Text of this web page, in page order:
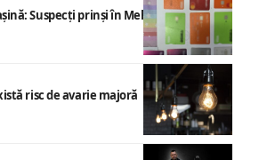
Suspecți prinși în Mehedinți
risc de avarie majoră